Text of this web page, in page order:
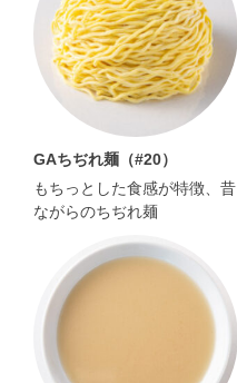
GAちぢれ麺（#20）
もちっとした食感が特徴、昔
ながらのちぢれ麺